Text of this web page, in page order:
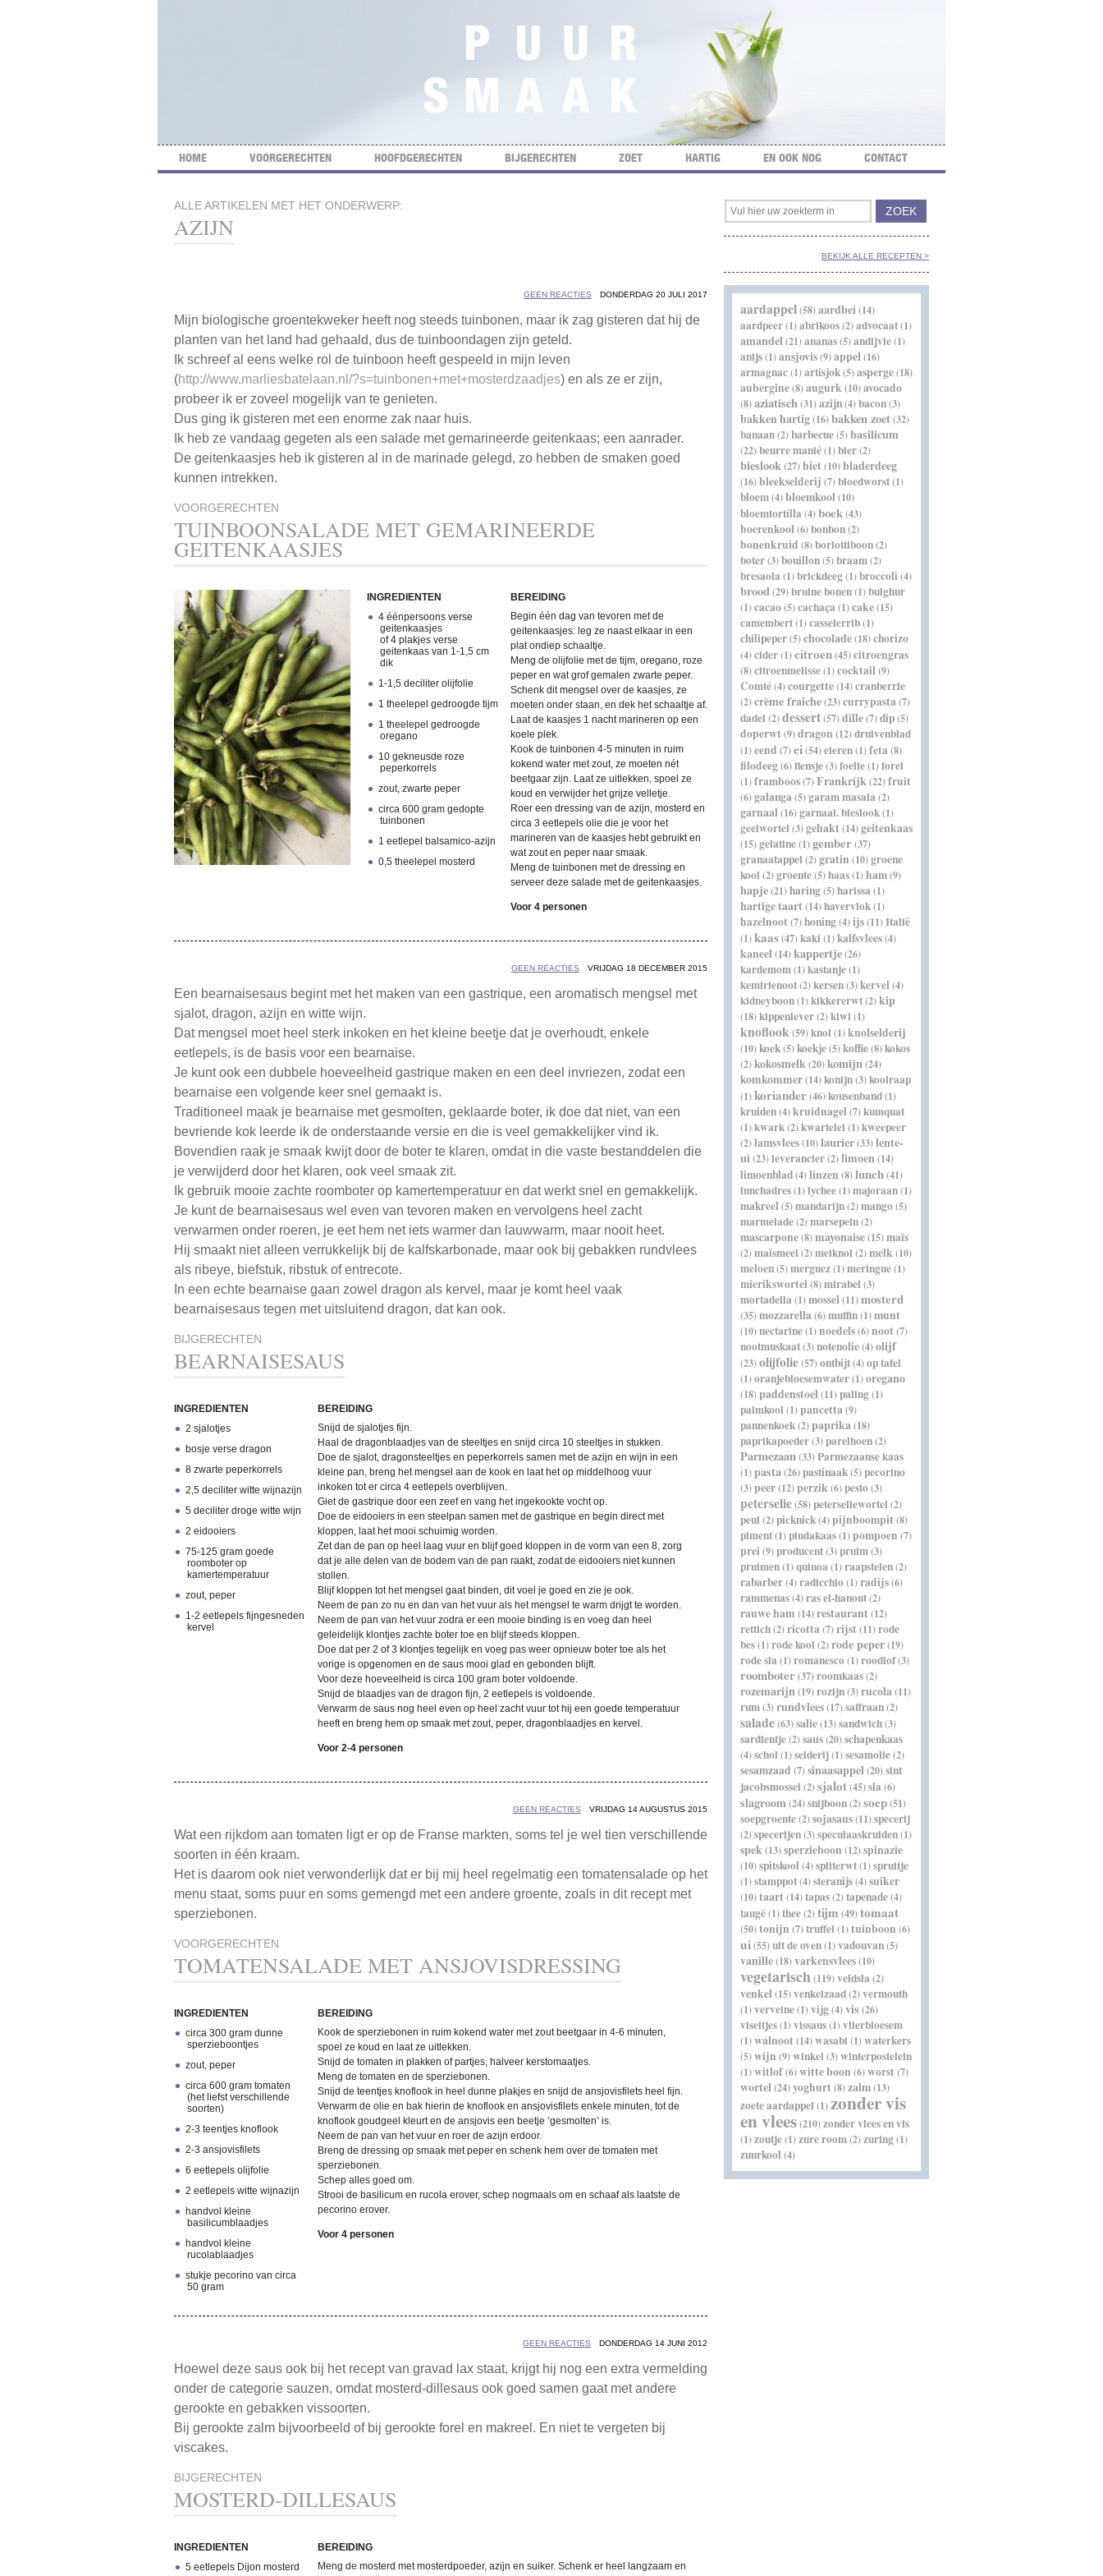
HOME VOORGERECHTEN HOOFDGERECHTEN BIJGERECHTEN ZOET HARTIG EN OOK NOG CONTACT
ALLE ARTIKELEN MET HET ONDERWERP:
AZIJN
DONDERDAG 20 JULI 2017
GEEN REACTIES
Mijn biologische groentekweker heeft nog steeds tuinbonen, maar ik zag gisteren dat hij de
planten van het land had gehaald, dus de tuinboondagen zijn geteld.
Ik schreef al eens welke rol de tuinboon heeft gespeeld in mijn leven
(http://www.marliesbatelaan.nl/?s=tuinbonen+met+mosterdzaadjes) en als ze er zijn,
probeer ik er zoveel mogelijk van te genieten.
Dus ging ik gisteren met een enorme zak naar huis.
Ik heb ze vandaag gegeten als een salade met gemarineerde geitenkaas; een aanrader.
De geitenkaasjes heb ik gisteren al in de marinade gelegd, zo hebben de smaken goed
kunnen intrekken.
VOORGERECHTEN
TUINBOONSALADE MET GEMARINEERDE
GEITENKAASJES
INGREDIENTEN
4 éénpersoons verse
geitenkaasjes
of 4 plakjes verse
geitenkaas van 1-1,5 cm
dik
1-1,5 deciliter olijfolie
1 theelepel gedroogde tijm
1 theelepel gedroogde
oregano
10 gekneusde roze
peperkorrels
zout, zwarte peper
circa 600 gram gedopte
tuinbonen
1 eetlepel balsamico-azijn
0,5 theelepel mosterd
BEREIDING
Begin één dag van tevoren met de
geitenkaasjes: leg ze naast elkaar in een
plat ondiep schaaltje.
Meng de olijfolie met de tijm, oregano, roze
peper en wat grof gemalen zwarte peper.
Schenk dit mengsel over de kaasjes, ze
moeten onder staan, en dek het schaaltje af.
Laat de kaasjes 1 nacht marineren op een
koele plek.
Kook de tuinbonen 4-5 minuten in ruim
kokend water met zout, ze moeten nét
beetgaar zijn. Laat ze uitlekken, spoel ze
koud en verwijder het grijze velletje.
Roer een dressing van de azijn, mosterd en
circa 3 eetlepels olie die je voor het
marineren van de kaasjes hebt gebruikt en
wat zout en peper naar smaak.
Meng de tuinbonen met de dressing en
serveer deze salade met de geitenkaasjes.
Voor 4 personen
VRIJDAG 18 DECEMBER 2015
GEEN REACTIES
Een bearnaisesaus begint met het maken van een gastrique, een aromatisch mengsel met
sjalot, dragon, azijn en witte wijn.
Dat mengsel moet heel sterk inkoken en het kleine beetje dat je overhoudt, enkele
eetlepels, is de basis voor een bearnaise.
Je kunt ook een dubbele hoeveelheid gastrique maken en een deel invriezen, zodat een
bearnaise een volgende keer snel gemaakt is.
Traditioneel maak je bearnaise met gesmolten, geklaarde boter, ik doe dat niet, van een
bevriende kok leerde ik de onderstaande versie en die is veel gemakkelijker vind ik.
Bovendien raak je smaak kwijt door de boter te klaren, omdat in die vaste bestanddelen die
je verwijderd door het klaren, ook veel smaak zit.
Ik gebruik mooie zachte roomboter op kamertemperatuur en dat werkt snel en gemakkelijk.
Je kunt de bearnaisesaus wel even van tevoren maken en vervolgens heel zacht
verwarmen onder roeren, je eet hem net iets warmer dan lauwwarm, maar nooit heet.
Hij smaakt niet alleen verrukkelijk bij de kalfskarbonade, maar ook bij gebakken rundvlees
als ribeye, biefstuk, ribstuk of entrecote.
In een echte bearnaise gaan zowel dragon als kervel, maar je komt heel vaak
bearnaisesaus tegen met uitsluitend dragon, dat kan ook.
BIJGERECHTEN
BEARNAISESAUS
INGREDIENTEN
2 sjalotjes
bosje verse dragon
8 zwarte peperkorrels
2,5 deciliter witte wijnazijn
5 deciliter droge witte wijn
2 eidooiers
75-125 gram goede
roomboter op
kamertemperatuur
zout, peper
1-2 eetlepels fijngesneden
kervel
BEREIDING
Snijd de sjalotjes fijn.
Haal de dragonblaadjes van de steeltjes en snijd circa 10 steeltjes in stukken.
Doe de sjalot, dragonsteeltjes en peperkorrels samen met de azijn en wijn in een
kleine pan, breng het mengsel aan de kook en laat het op middelhoog vuur
inkoken tot er circa 4 eetlepels overblijven.
Giet de gastrique door een zeef en vang het ingekookte vocht op.
Doe de eidooiers in een steelpan samen met de gastrique en begin direct met
kloppen, laat het mooi schuimig worden.
Zet dan de pan op heel laag vuur en blijf goed kloppen in de vorm van een 8, zorg
dat je alle delen van de bodem van de pan raakt, zodat de eidooiers niet kunnen
stollen.
Blijf kloppen tot het mengsel gaat binden, dit voel je goed en zie je ook.
Neem de pan zo nu en dan van het vuur als het mengsel te warm drijgt te worden.
Neem de pan van het vuur zodra er een mooie binding is en voeg dan heel
geleidelijk klontjes zachte boter toe en blijf steeds kloppen.
Doe dat per 2 of 3 klontjes tegelijk en voeg pas weer opnieuw boter toe als het
vorige is opgenomen en de saus mooi glad en gebonden blijft.
Voor deze hoeveelheid is circa 100 gram boter voldoende.
Snijd de blaadjes van de dragon fijn, 2 eetlepels is voldoende.
Verwarm de saus nog heel even op heel zacht vuur tot hij een goede temperatuur
heeft en breng hem op smaak met zout, peper, dragonblaadjes en kervel.
Voor 2-4 personen
VRIJDAG 14 AUGUSTUS 2015
GEEN REACTIES
Wat een rijkdom aan tomaten ligt er op de Franse markten, soms tel je wel tien verschillende
soorten in één kraam.
Het is daarom ook niet verwonderlijk dat er bij mij heel regelmatig een tomatensalade op het
menu staat, soms puur en soms gemengd met een andere groente, zoals in dit recept met
sperziebonen.
VOORGERECHTEN
TOMATENSALADE MET ANSJOVISDRESSING
INGREDIENTEN
circa 300 gram dunne
sperzieboontjes
zout, peper
circa 600 gram tomaten
(het liefst verschillende
soorten)
2-3 teentjes knoflook
2-3 ansjovisfilets
6 eetlepels olijfolie
2 eetlepels witte wijnazijn
handvol kleine
basilicumblaadjes
handvol kleine
rucolablaadjes
stukje pecorino van circa
50 gram
BEREIDING
Kook de sperziebonen in ruim kokend water met zout beetgaar in 4-6 minuten,
spoel ze koud en laat ze uitlekken.
Snijd de tomaten in plakken of partjes, halveer kerstomaatjes.
Meng de tomaten en de sperziebonen.
Snijd de teentjes knoflook in heel dunne plakjes en snijd de ansjovisfilets heel fijn.
Verwarm de olie en bak hierin de knoflook en ansjovisfilets enkele minuten, tot de
knoflook goudgeel kleurt en de ansjovis een beetje ‘gesmolten’ is.
Neem de pan van het vuur en roer de azijn erdoor.
Breng de dressing op smaak met peper en schenk hem over de tomaten met
sperziebonen.
Schep alles goed om.
Strooi de basilicum en rucola erover, schep nogmaals om en schaaf als laatste de
pecorino erover.
Voor 4 personen
DONDERDAG 14 JUNI 2012
GEEN REACTIES
Hoewel deze saus ook bij het recept van gravad lax staat, krijgt hij nog een extra vermelding
onder de categorie sauzen, omdat mosterd-dillesaus ook goed samen gaat met andere
gerookte en gebakken vissoorten.
Bij gerookte zalm bijvoorbeeld of bij gerookte forel en makreel. En niet te vergeten bij
viscakes.
BIJGERECHTEN
MOSTERD-DILLESAUS
INGREDIENTEN
5 eetlepels Dijon mosterd
BEREIDING
Meng de mosterd met mosterdpoeder, azijn en suiker. Schenk er heel langzaam en
BEKIJK ALLE RECEPTEN >
aardappel(58)aardbei(14)
aardpeer(1)abrikoos(2)advocaat(1)
amandel(21)ananas(5)andijvie(1)
anijs(1)ansjovis(9)appel(16)
armagnac(1)artisjok(5)asperge(18)
aubergine(8)augurk (10)avocado
(8)aziatisch(31)azijn(4)bacon(3)
bakken hartig(16)bakken zoet(32)
banaan(2)barbecue(5)basilicum
(22)beurre manié(1)bier(2)
bieslook(27)biet(10)bladerdeeg
(16)bleekselderij (7)bloedworst(1)
bloem(4)bloemkool (10)
bloemtortilla (4)boek(43)
boerenkool (6)bonbon(2)
bonenkruid (8)borlottiboon(2)
boter(3)bouillon(5)braam(2)
bresaola (1)brickdeeg(1)broccoli (4)
brood(29)bruine bonen(1)bulghur
(1)cacao(5)cachaça (1)cake(15)
camembert(1)casselerrib(1)
chilipeper(5)chocolade(18)chorizo
(4)cider(1)citroen(45)citroengras
(8)citroenmelisse(1)cocktail (9)
Comté(4)courgette(14)cranberrie
(2)crème fraîche(23)currypasta(7)
dadel (2)dessert(57)dille(7)dip(5)
doperwt(9)dragon (12)druivenblad
(1)eend (7)ei(54)eieren(1)feta(8)
filodeeg(6)flensje(3)foelie(1)forel
(1)framboos(7)Frankrijk(22)fruit
(6)galanga (5)garam masala (2)
garnaal(16)garnaal. bieslook(1)
geelwortel (3)gehakt(14)geitenkaas
(15)gelatine(1)gember(37)
granaatappel (2)gratin (10)groene
kool (2)groente(5)haas(1)ham(9)
hapje(21)haring(5)harissa (1)
hartige taart(14)havervlok(1)
hazelnoot (7)honing(4)ijs(11)Italië
(1)kaas(47)kaki (1)kalfsvlees(4)
kaneel (14)kappertje(26)
kardemom(1)kastanje(1)
kemirienoot(2)kersen(3)kervel (4)
kidneyboon(1)kikkererwt(2)kip
(18)kippenlever(2)kiwi (1)
knoflook (59)knol (1)knolselderij
(10)koek(5)koekje(5)koffie(8)kokos
(2)kokosmelk(20)komijn(24)
komkommer(14)konijn(3)koolraap
(1)koriander(46)kousenband(1)
kruiden(4)kruidnagel (7)kumquat
(1)kwark(2)kwartelei (1)kweepeer
(2)lamsvlees(10)laurier(33)lente-
ui(23)leverancier(2)limoen (14)
limoenblad(4)linzen (8)lunch(41)
lunchadres(1)lychee(1)majoraan(1)
makreel (5)mandarijn(2)mango(5)
marmelade(2)marsepein(2)
mascarpone(8)mayonaise(15)maïs
(2)maïsmeel (2)meiknol (2)melk (10)
meloen(5)merguez(1)meringue(1)
mierikswortel (8)mirabel (3)
mortadella (1)mossel (11)mosterd
(35)mozzarella(6)muffin(1)munt
(10)nectarine(1)noedels(6)noot (7)
nootmuskaat(3)notenolie(4)olijf
(23)olijfolie(57)ontbijt(4)op tafel
(1)oranjebloesemwater(1)oregano
(18)paddenstoel (11)paling(1)
palmkool (1)pancetta(9)
pannenkoek(2)paprika(18)
paprikapoeder(3)parelhoen(2)
Parmezaan(33)Parmezaanse kaas
(1)pasta(26)pastinaak(5)pecorino
(3)peer(12)perzik (6)pesto(3)
peterselie(58)peterseliewortel (2)
peul (2)picknick(4)pijnboompit (8)
piment(1)pindakaas(1)pompoen (7)
prei (9)producent(3)pruim(3)
pruimen(1)quinoa (1)raapstelen(2)
rabarber(4)radicchio(1)radijs(6)
rammenas(4)ras el-hanout(2)
rauwe ham (14)restaurant(12)
rettich(2)ricotta(7)rijst(11)rode
bes(1)rode kool (2)rode peper(19)
rode sla (1)romanesco(1)roodlof(3)
roomboter(37)roomkaas(2)
rozemarijn(19)rozijn(3)rucola(11)
rum(3)rundvlees(17)saffraan(2)
salade(63)salie(13)sandwich(3)
sardientje(2)saus(20)schapenkaas
(4)schol (1)selderij(1)sesamolie(2)
sesamzaad (7)sinaasappel(20)sint
jacobsmossel (2)sjalot(45)sla(6)
slagroom(24)snijboon(2)soep(51)
soepgroente(2)sojasaus(11)specerij
(2)specerijen(3)speculaaskruiden(1)
spek(13)sperzieboon (12)spinazie
(10)spitskool (4)spliterwt(1)spruitje
(1)stamppot(4)steranijs(4)suiker
(10)taart(14)tapas(2)tapenade(4)
taugé(1)thee(2)tijm (49)tomaat
(50)tonijn (7)truffel (1)tuinboon (6)
ui(55)uit de oven(1)vadouvan(5)
vanille(18)varkensvlees(10)
vegetarisch(119)veldsla (2)
venkel(15)venkelzaad(2)vermouth
(1)verveine(1)vijg(4)vis (26)
viseitjes(1)vissaus(1)vlierbloesem
(1)walnoot(14)wasabi (1)waterkers
(5)wijn (9)winkel (3)winterpostelein
(1)witlof(6)witte boon (6)worst (7)
wortel(24)yoghurt (8)zalm(13)
zoete aardappel (1)zonder vis
en vlees(210)zonder vlees en vis
(1)zoutje(1)zure room(2)zuring(1)
zuurkool (4)